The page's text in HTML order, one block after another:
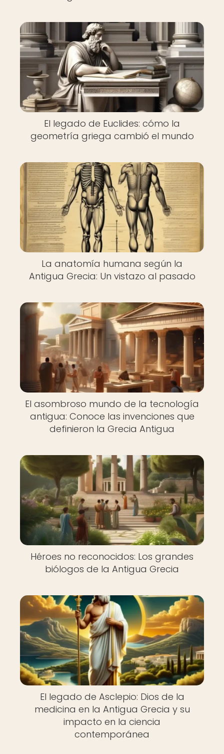
El legado de Euclides: cómo la
geometría griega cambió el mundo
La anatomía humana según la
Antigua Grecia: Un vistazo al pasado
El asombroso mundo de la tecnología
antigua: Conoce las invenciones que
definieron la Grecia Antigua
Héroes no reconocidos: Los grandes
biólogos de la Antigua Grecia
El legado de Asclepio: Dios de la
medicina en la Antigua Grecia y su
impacto en la ciencia
contemporánea